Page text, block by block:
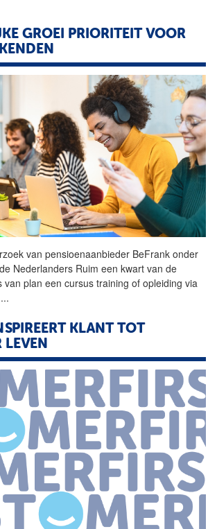
GROEI PRIORITEIT VOOR
van pensioenaanbieder BeFrank onder
Nederlanders Ruim een kwart van de
van plan een cursus training of opleiding via
...
KLANT TOT
LEVEN